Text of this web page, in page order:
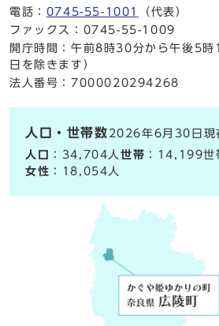
電話： 0745-55-1001
（代表）
ファックス：0745-55-1009
開庁時間：午前8時30分から午後5時
日を除きます）
法人番号：7000020294268
人口・世帯数 2026年6月30日現
人口
：34,704人世帯 ：14,199世
女性 ：18,054人